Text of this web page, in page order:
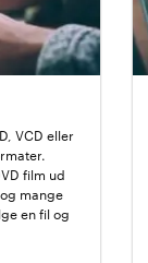
VCD eller
film ud
mange
en fil og